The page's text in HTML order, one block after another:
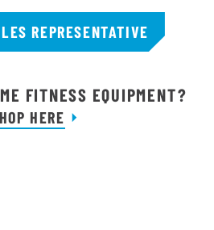
REPRESENTATIVE
FITNESS EQUIPMENT?
HERE